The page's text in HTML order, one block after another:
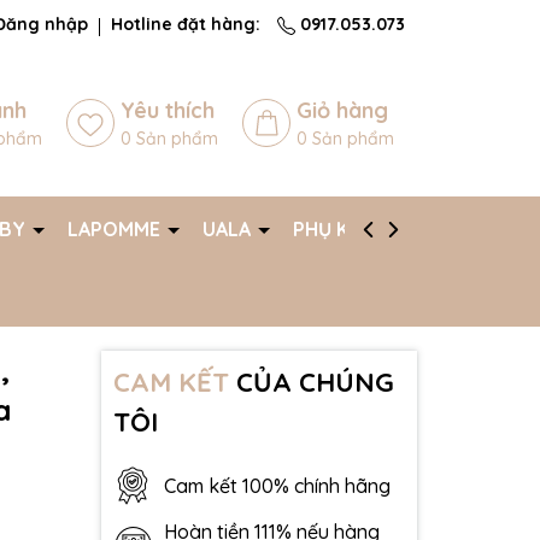
nhập Hotline đặt hàng: 0917.053.073
Yêu thích
0 Sản phẩm
Giỏ hàng
0 Sản phẩm
LAPOMME UALA PHỤ KIỆN
CAM KẾTCỦA CHÚNG
TÔI
Cam kết 100% chính hãng
Hoàn tiền 111% nếu hàng